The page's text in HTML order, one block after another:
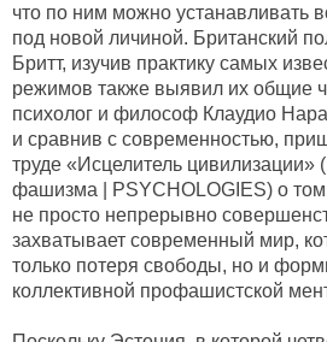
что по ним можно устанавливать
под новой личиной. Британский
Бритт, изучив практику самых
режимов также выявил их общие
психолог и философ Клаудио
и сравнив с современностью,
труде «Исцелитель цивилизации»
фашизма | PSYCHOLOGIES) о
не просто непрерывно
захватывает современный мир,
только потеря свободы, но и
коллективной профашистской